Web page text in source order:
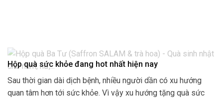
Hộp quà sức khỏe đang hot nhất hiện nay
Sau thời gian dài dịch bệnh, nhiều người dần có xu hướng
quan tâm hơn tới sức khỏe. Vì vậy xu hướng tặng quà sức